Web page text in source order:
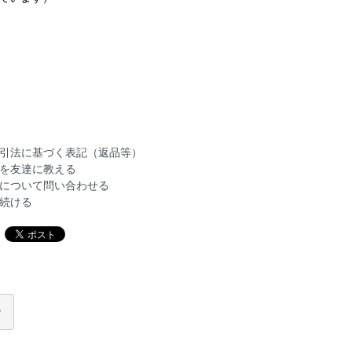
法に基づく表記（返品等）
友達に教える
ついて問い合わせる
ける